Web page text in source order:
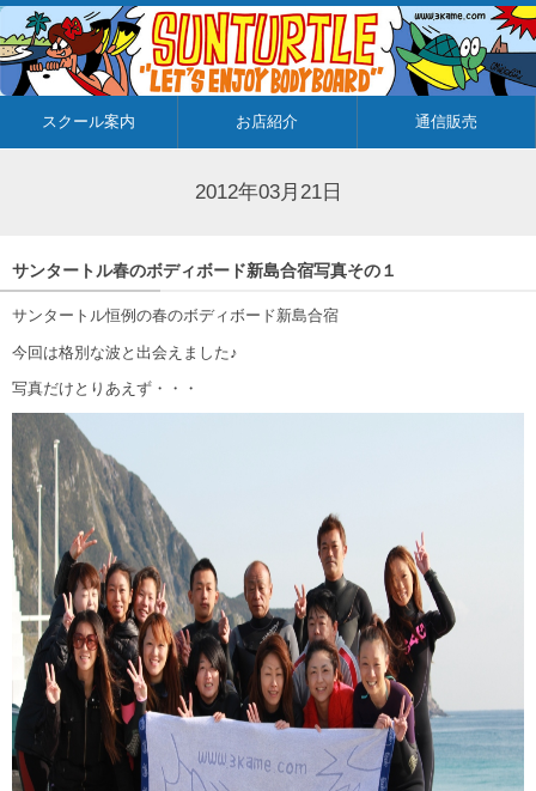
スクール案内 お店紹介 通信販売
2012年03月21日
サンタートル春のボディボード新島合宿写真その１
サンタートル恒例の春のボディボード新島合宿
今回は格別な波と出会えました♪
写真だけとりあえず・・・